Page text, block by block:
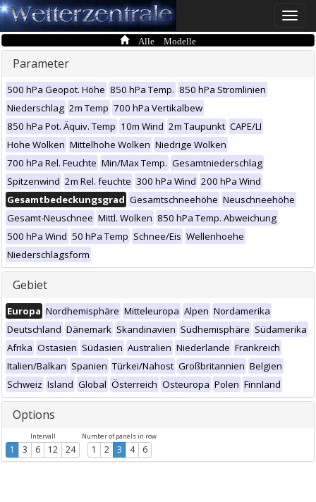
Toggle
Alle Modelle
Parameter
500 hPa Geopot. Höhe 850 hPa Temp. 850 hPa Stromlinien
Niederschlag 2m Temp 700 hPa Vertikalbew
850 hPa Pot. Äquiv. Temp 10m Wind 2m Taupunkt CAPE/LI
Hohe Wolken Mittelhohe Wolken Niedrige Wolken
700 hPa Rel. Feuchte Min/Max Temp. Gesamtniederschlag
Spitzenwind 2m Rel. feuchte 300 hPa Wind 200 hPa Wind
Gesamtbedeckungsgrad Gesamtschneehöhe Neuschneehöhe
Gesamt-Neuschnee Mittl. Wolken 850 hPa Temp. Abweichung
500 hPa Wind 50 hPa Temp Schnee/Eis Wellenhoehe
Niederschlagsform
Gebiet
Europa Nordhemisphäre Mitteleuropa Alpen Nordamerika
Deutschland Dänemark Skandinavien Südhemisphäre Südamerika
Afrika Ostasien Südasien Australien Niederlande Frankreich
Italien/Balkan Spanien Türkei/Nahost Großbritannien Belgien
Schweiz Island Global Österreich Osteuropa Polen Finnland
Options
Intervall
1 3 6 12 24
Number of panels in row
1 2 3 4 6